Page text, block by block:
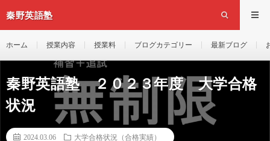
秦野英語塾
ホーム 授業内容 授業料 ブログカテゴリー 最新ブログ
秦野英語塾 ２０２３年度 大学合格
状況
2024.03.06 大学合格状況（合格実績）